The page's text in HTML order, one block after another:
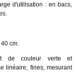
d'utilisation : en bacs,
cm.
de couleur verte et
linéaire, fines, mesurant